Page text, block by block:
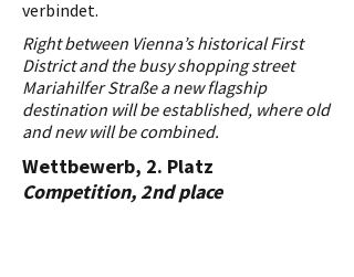
verbindet.
Right between Vienna’s historical First
District and the busy shopping street
Mariahilfer Straße a new flagship
destination will be established, where old
and new will be combined.
Wettbewerb, 2. Platz
Competition, 2nd place